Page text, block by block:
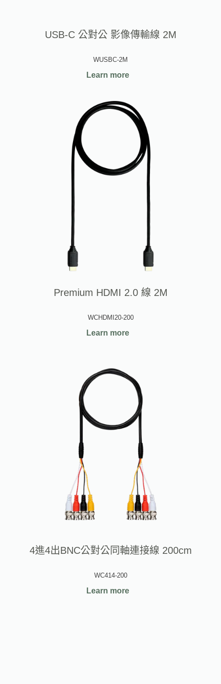
USB-C 公對公 影像傳輸線 2M
WUSBC-2M
Learn more
Premium HDMI 2.0 線 2M
WCHDMI20-200
Learn more
4進4出BNC公對公同軸連接線 200cm
WC414-200
Learn more